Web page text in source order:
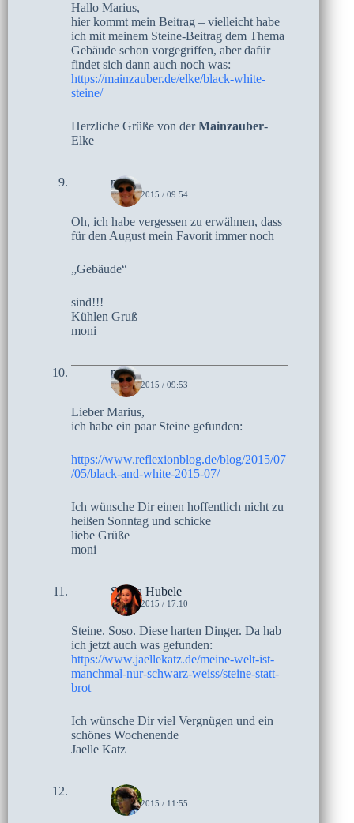
Hallo Marius,
hier kommt mein Beitrag – vielleicht habe
ich mit meinem Steine-Beitrag dem Thema
Gebäude schon vorgegriffen, aber dafür
findet sich dann auch noch was:
https://mainzauber.de/elke/black-white-
steine/
Herzliche Grüße von derMainzauber-
Elke
moni
5. JULI 2015 / 09:54
Oh, ich habe vergessen zu erwähnen, dass
für den August mein Favorit immer noch
„Gebäude“
sind!!!
Kühlen Gruß
moni
moni
5. JULI 2015 / 09:53
Lieber Marius,
ich habe ein paar Steine gefunden:
https://www.reflexionblog.de/blog/2015/07
/05/black-and-white-2015-07/
Ich wünsche Dir einen hoffentlich nicht zu
heißen Sonntag und schicke
liebe Grüße
moni
Sylvia Hubele
4. JULI 2015 / 17:10
Steine. Soso. Diese harten Dinger. Da hab
ich jetzt auch was gefunden:
https://www.jaellekatz.de/meine-welt-ist-
manchmal-nur-schwarz-weiss/steine-statt-
brot
Ich wünsche Dir viel Vergnügen und ein
schönes Wochenende
Jaelle Katz
Lucie
3. JULI 2015 / 11:55